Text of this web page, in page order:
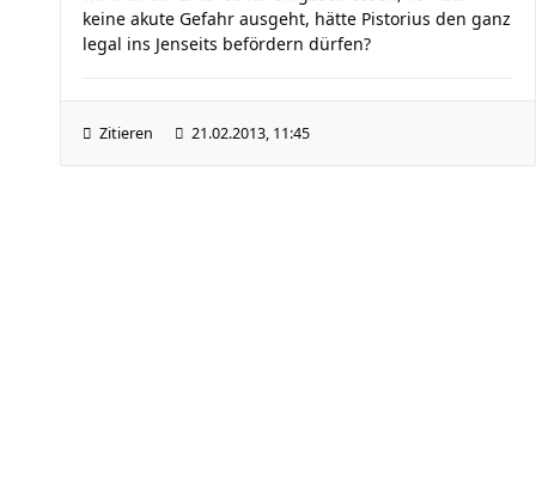
keine akute Gefahr ausgeht, hätte Pistorius den ganz
legal ins Jenseits befördern dürfen?
Zitieren 21.02.2013, 11:45